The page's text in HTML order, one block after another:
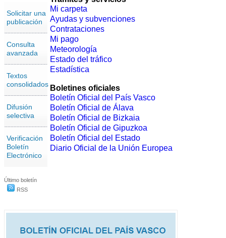
Solicitar una
publicación
Consulta
avanzada
Textos
consolidados
Difusión
selectiva
Verificación
Boletín
Electrónico
Último boletín
RSS
Mi carpeta
Ayudas y subvenciones
Contrataciones
Mi pago
Meteorología
Estado del tráfico
Estadística
Boletines oficiales
Boletín Oficial del País Vasco
Boletín Oficial de Álava
Boletín Oficial de Bizkaia
Boletín Oficial de Gipuzkoa
Boletín Oficial del Estado
Diario Oficial de la Unión Europea